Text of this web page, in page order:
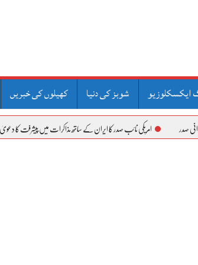
ایکسکلوزیو شوبز کی دنیا کھیلوں کی خبریں
امریکی نائب صدر کا ایران کے ساتھ مذاکرات میں پیشرفت کا دعویٰ